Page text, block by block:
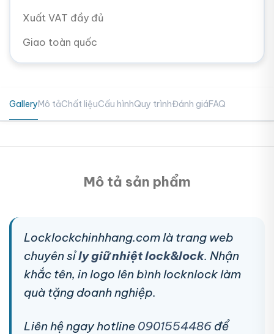
Xuất VAT đầy đủ
Giao toàn quốc
GalleryMô tảChất liệuCấu hìnhQuy trìnhĐánh giáFAQ
Mô tả sản phẩm
Locklockchinhhang.com là trang web
chuyên sỉly giữ nhiệt lock&lock. Nhận
khắc tên, in logo lên bình locknlock làm
quà tặng doanh nghiệp.
Liên hệ ngay hotline 0901554486 để